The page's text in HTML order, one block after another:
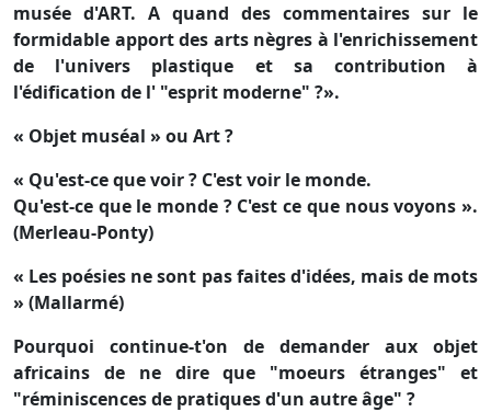
musée d'ART. A quand des commentaires sur le
formidable apport des arts nègres à l'enrichissement
de l'univers plastique et sa contribution à
l'édification de l' "esprit moderne" ?».
« Objet muséal » ou Art ?
« Qu'est-ce que voir ? C'est voir le monde.
Qu'est-ce que le monde ? C'est ce que nous voyons ».
(Merleau-Ponty)
« Les poésies ne sont pas faites d'idées, mais de mots
» (Mallarmé)
Pourquoi continue-t'on de demander aux objet
africains de ne dire que "moeurs étranges" et
"réminiscences de pratiques d'un autre âge" ?